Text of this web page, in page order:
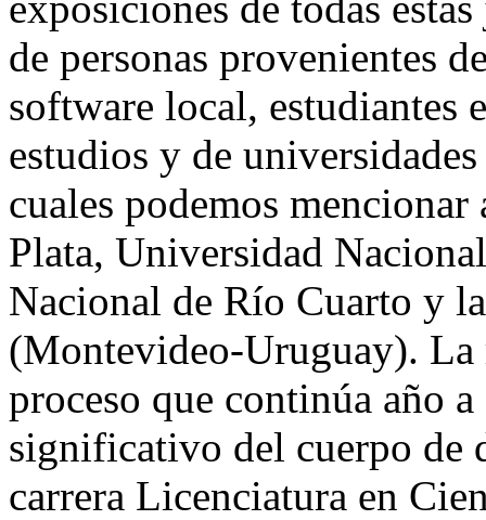
de personas provenientes
software local, estudiantes
estudios y de
cuales podemos
Plata, Universidad
Nacional de Río Cuarto y
(Montevideo-Uruguay). La
proceso que continúa año
significativo del cuerpo de
carrera Licenciatura en